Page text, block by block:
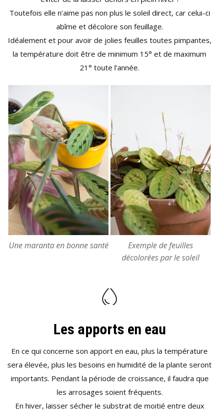
Toutefois elle n’aime pas non plus le soleil direct, car celui-ci
abîme et décolore son feuillage.
Idéalement et pour avoir de jolies feuilles toutes pimpantes,
la température doit être de minimum 15° et de maximum
21° toute l’année.
Une maranta en bonne santé
Exemple de feuilles
décolorées par le soleil
Les apports en eau
En ce qui concerne son apport en eau, plus la température
sera élevée, plus les besoins en humidité de la plante seront
importants. Pendant la période de croissance, il faudra que
les arrosages soient fréquents.
En hiver, laisser sécher le substrat de moitié entre deux